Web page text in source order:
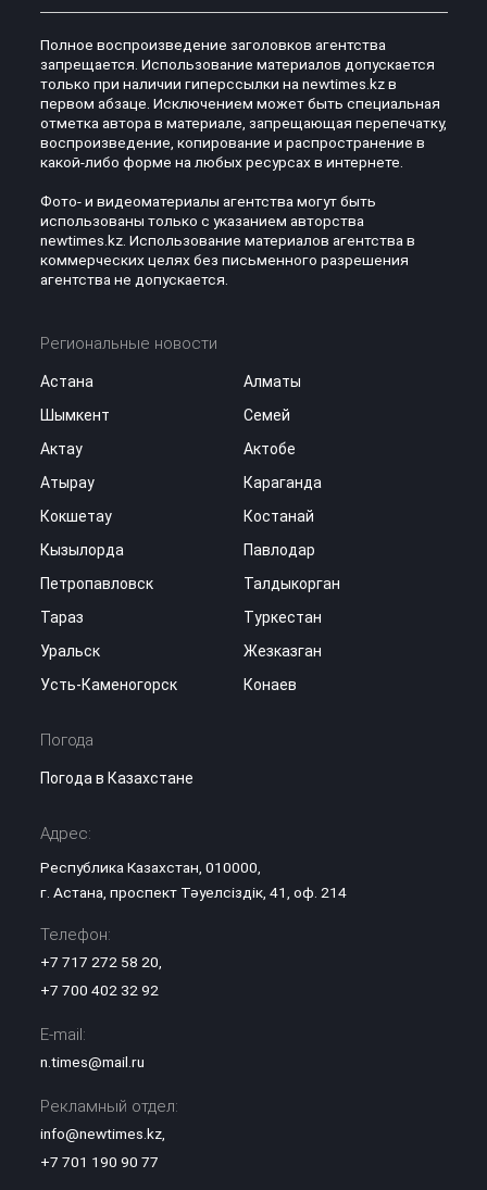
Полное воспроизведение заголовков агентства
запрещается. Использование материалов допускается
только при наличии гиперссылки на newtimes.kz в
первом абзаце. Исключением может быть специальная
отметка автора в материале, запрещающая перепечатку,
воспроизведение, копирование и распространение в
какой-либо форме на любых ресурсах в интернете.
Фото- и видеоматериалы агентства могут быть
использованы только с указанием авторства
newtimes.kz. Использование материалов агентства в
коммерческих целях без письменного разрешения
агентства не допускается.
Региональные новости
Астана
Алматы
Шымкент
Семей
Актау
Актобе
Атырау
Караганда
Кокшетау
Костанай
Кызылорда
Павлодар
Петропавловск
Талдыкорган
Тараз
Туркестан
Уральск
Жезказган
Усть-Каменогорск
Конаев
Погода
Погода в Казахстане
Адрес:
Республика Казахстан, 010000,
г. Астана, проспект Тәуелсіздік, 41, оф. 214
Телефон:
+7 717 272 58 20,
+7 700 402 32 92
E-mail:
n.times@mail.ru
Рекламный отдел:
info@newtimes.kz,
+7 701 190 90 77